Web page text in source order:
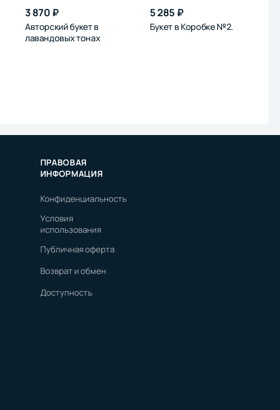
3 870 ₽
Авторский букет в
лавандовых тонах
5 285 ₽
Букет в Коробке №2.
ПРАВОВАЯ
ИНФОРМАЦИЯ
Конфиденциальность
Условия
использования
Публичная оферта
Возврат и обмен
Доступность